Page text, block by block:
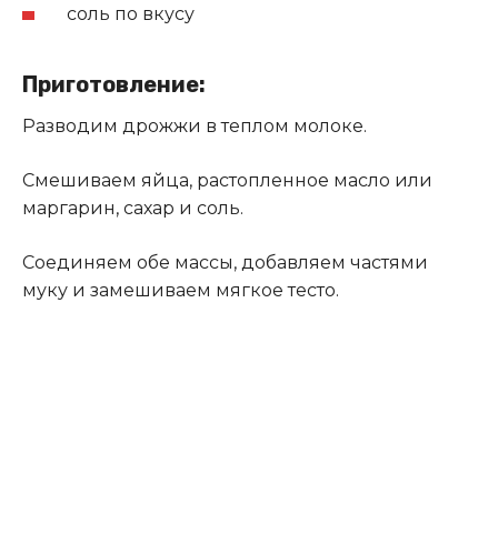
соль по вкусу
Приготовление:
Разводим дрожжи в теплом молоке.
Смешиваем яйца, растопленное масло или
маргарин, сахар и соль.
Соединяем обе массы, добавляем частями
муку и замешиваем мягкое тесто.